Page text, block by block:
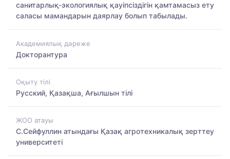
санитарлық-экологиялық қауіпсіздігін қамтамасыз ету
саласы мамандарын даярлау болып табылады.
Академиялық дәреже
Докторантура
Оқыту тілі
Русский, Қазақша, Ағылшын тілі
ЖОО атауы
С.Сейфуллин атындағы Қазақ агротехникалық зерттеу
университеті